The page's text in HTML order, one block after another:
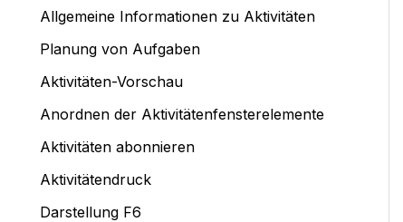
Allgemeine Informationen zu Aktivitäten
Planung von Aufgaben
Aktivitäten-Vorschau
Anordnen der Aktivitätenfensterelemente
Aktivitäten abonnieren
Aktivitätendruck
Darstellung F6